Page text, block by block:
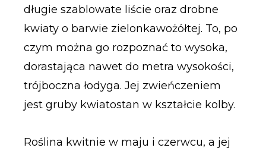
długie szablowate liście oraz drobne
kwiaty o barwie zielonkawożółtej. To, po
czym można go rozpoznać to wysoka,
dorastająca nawet do metra wysokości,
trójboczna łodyga. Jej zwieńczeniem
jest gruby kwiatostan w kształcie kolby.
Roślina kwitnie w maju i czerwcu, a jej